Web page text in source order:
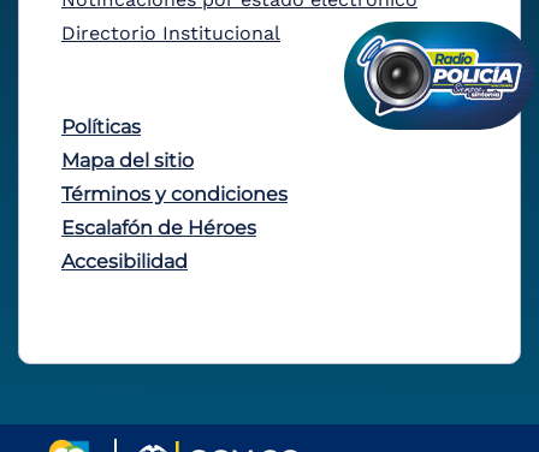
Directorio Institucional
Políticas
Mapa del sitio
Términos y condiciones
Escalafón de Héroes
Accesibilidad